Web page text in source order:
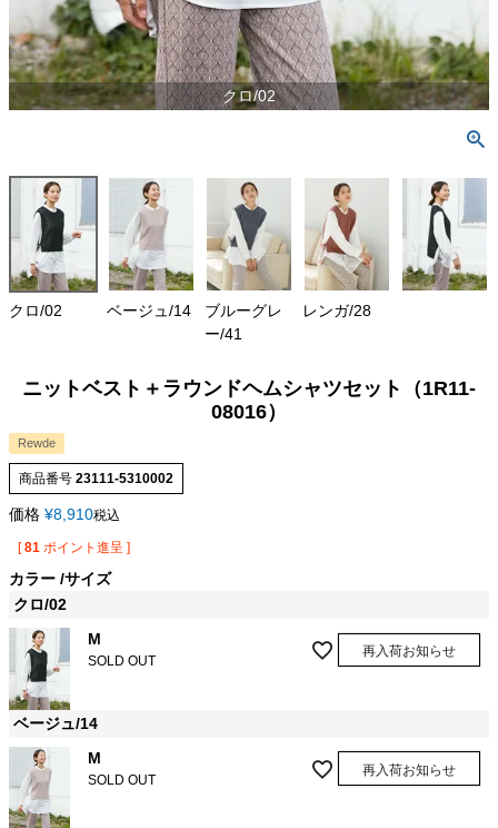
クロ/02
クロ/02 ベージュ/14
ブルーグレ
ー/41
レンガ/28
ニットベスト＋ラウンドヘムシャツセット（1R11-
08016）
Rewde
商品番号 23111-5310002
価格 ¥8,910税込
[ 81 ポイント進呈 ]
カラー サイズ
クロ/02
M
SOLD OUT
再入荷お知らせ
ベージュ/14
M
SOLD OUT
再入荷お知らせ